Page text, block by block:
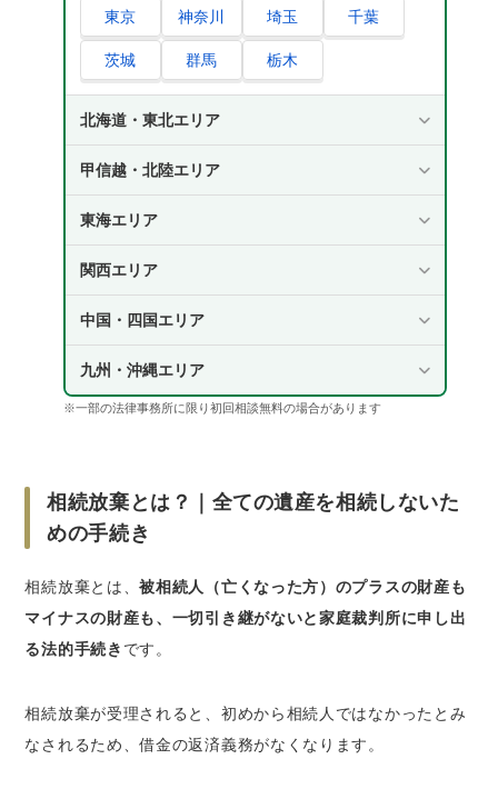
債権者から連絡が来ても支払いに応じてはい
けない
相続放棄の手続きは弁護士に任せるのがおすす
め
相続手続きに精通した弁護士探しはベンナビ
相続放棄の手続きに関するよくある質問
Q1. 3ヵ月の期限を過ぎてしまったら、もう
相続放棄はできませんか？
Q2. 生前に相続放棄の手続きはできますか？
受け取れますか？
Q4. 相続放棄の手続きはどこでできますか？
まとめ
東京 神奈川 埼玉 千葉
茨城 群馬 栃木
北海道・東北エリア
甲信越・北陸エリア
東海エリア
関西エリア
中国・四国エリア
九州・沖縄エリア
※一部の法律事務所に限り初回相談無料の場合があります
相続放棄とは？｜全ての遺産を相続しないた
めの手続き
相続放棄とは、被相続人（亡くなった方）のプラスの財産も
マイナスの財産も、一切引き継がないと家庭裁判所に申し出
る法的手続き です。
相続放棄が受理されると、初めから相続人ではなかったとみ
なされるため、借金の返済義務がなくなります。